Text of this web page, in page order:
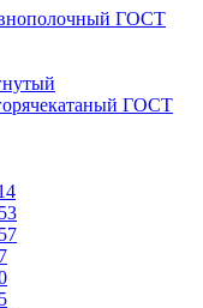
ГОСТ
ГОСТ